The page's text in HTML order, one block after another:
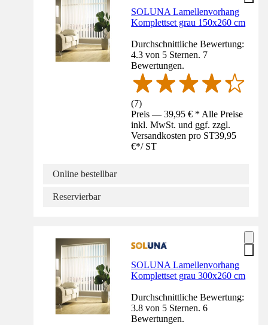
SOLUNA Lamellenvorhang
Komplettset grau 150x260 cm
Durchschnittliche Bewertung:
4.3 von 5 Sternen. 7
Bewertungen.
(7)
Preis — 39,95 € * Alle Preise
inkl. MwSt. und ggf. zzgl.
Versandkosten pro ST39,95
€*/ ST
Online bestellbar
Reservierbar
SOLUNA Lamellenvorhang
Komplettset grau 300x260 cm
Durchschnittliche Bewertung:
3.8 von 5 Sternen. 6
Bewertungen.